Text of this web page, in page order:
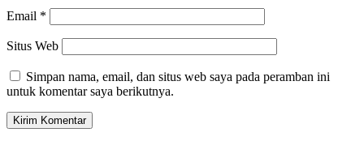
Email *
Situs Web
Simpan nama, email, dan situs web saya pada peramban ini
untuk komentar saya berikutnya.